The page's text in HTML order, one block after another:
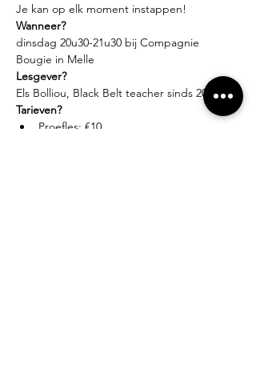
Je kan op elk moment instappen!
Wanneer?
dinsdag 20u30-21u30 bij Compagnie
Bougie in Melle
Lesgever?
Els Bolliou, Black Belt teacher sinds 2016.
Tarieven?
Proefles: €10